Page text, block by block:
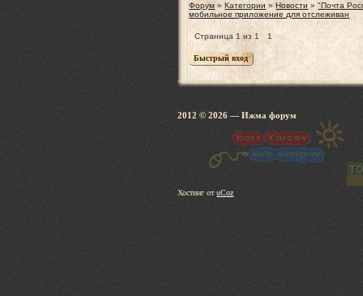
Форум » Категории » Новости » "Почта
мобильное приложение для отслеживан
Страница1 из 1 1
2012 © 2026 — Ижма
Хостинг отuCoz